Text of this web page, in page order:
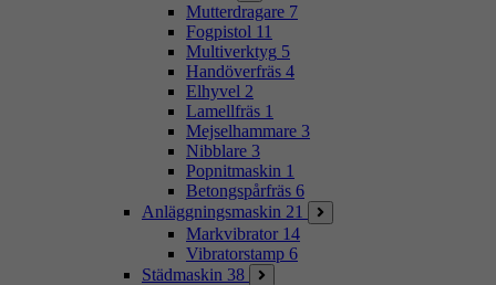
Mutterdragare 7
Fogpistol 11
Multiverktyg 5
Handöverfräs 4
Elhyvel 2
Lamellfräs 1
Mejselhammare 3
Nibblare 3
Popnitmaskin 1
Betongspårfräs 6
Anläggningsmaskin 21
Markvibrator 14
Vibratorstamp 6
Städmaskin 38